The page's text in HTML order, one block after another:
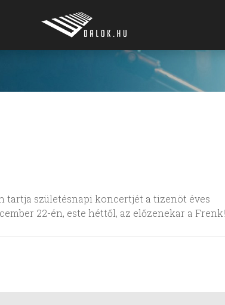
tartja születésnapi koncertjét a tizenöt éves
22-én, este héttől, az előzenekar a Frenk!